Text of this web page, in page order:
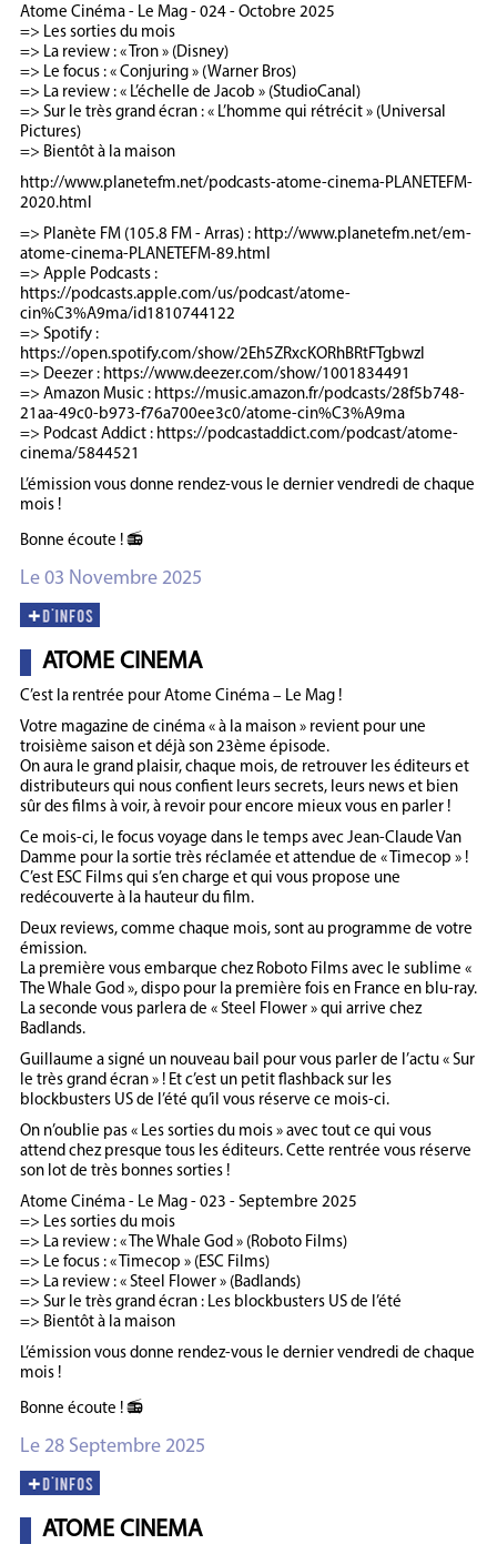
Atome Cinéma - Le Mag - 024 - Octobre 2025
=> Les sorties du mois
=> La review : « Tron » (Disney)
=> Le focus : « Conjuring » (Warner Bros)
=> La review : « L’échelle de Jacob » (StudioCanal)
=> Sur le très grand écran : « L’homme qui rétrécit » (Universal
Pictures)
=> Bientôt à la maison
http://www.planetefm.net/podcasts-atome-cinema-PLANETEFM-
2020.html
=> Planète FM (105.8 FM - Arras) : http://www.planetefm.net/em-
atome-cinema-PLANETEFM-89.html
=> Apple Podcasts :
https://podcasts.apple.com/us/podcast/atome-
cin%C3%A9ma/id1810744122
=> Spotify :
https://open.spotify.com/show/2Eh5ZRxcKORhBRtFTgbwzl
=> Deezer : https://www.deezer.com/show/1001834491
=> Amazon Music : https://music.amazon.fr/podcasts/28f5b748-
21aa-49c0-b973-f76a700ee3c0/atome-cin%C3%A9ma
=> Podcast Addict : https://podcastaddict.com/podcast/atome-
cinema/5844521
L’émission vous donne rendez-vous le dernier vendredi de chaque
mois !
Bonne écoute ! 📻
Le 03 Novembre 2025
ATOME CINEMA
C’est la rentrée pour Atome Cinéma – Le Mag !
Votre magazine de cinéma « à la maison » revient pour une
troisième saison et déjà son 23ème épisode.
On aura le grand plaisir, chaque mois, de retrouver les éditeurs et
distributeurs qui nous confient leurs secrets, leurs news et bien
sûr des films à voir, à revoir pour encore mieux vous en parler !
Ce mois-ci, le focus voyage dans le temps avec Jean-Claude Van
Damme pour la sortie très réclamée et attendue de « Timecop » !
C’est ESC Films qui s’en charge et qui vous propose une
redécouverte à la hauteur du film.
Deux reviews, comme chaque mois, sont au programme de votre
émission.
La première vous embarque chez Roboto Films avec le sublime «
The Whale God », dispo pour la première fois en France en blu-ray.
La seconde vous parlera de « Steel Flower » qui arrive chez
Badlands.
Guillaume a signé un nouveau bail pour vous parler de l’actu « Sur
le très grand écran » ! Et c’est un petit flashback sur les
blockbusters US de l’été qu’il vous réserve ce mois-ci.
On n’oublie pas « Les sorties du mois » avec tout ce qui vous
attend chez presque tous les éditeurs. Cette rentrée vous réserve
son lot de très bonnes sorties !
Atome Cinéma - Le Mag - 023 - Septembre 2025
=> Les sorties du mois
=> La review : « The Whale God » (Roboto Films)
=> Le focus : « Timecop » (ESC Films)
=> La review : « Steel Flower » (Badlands)
=> Sur le très grand écran : Les blockbusters US de l’été
=> Bientôt à la maison
L’émission vous donne rendez-vous le dernier vendredi de chaque
mois !
Bonne écoute ! 📻
Le 28 Septembre 2025
ATOME CINEMA